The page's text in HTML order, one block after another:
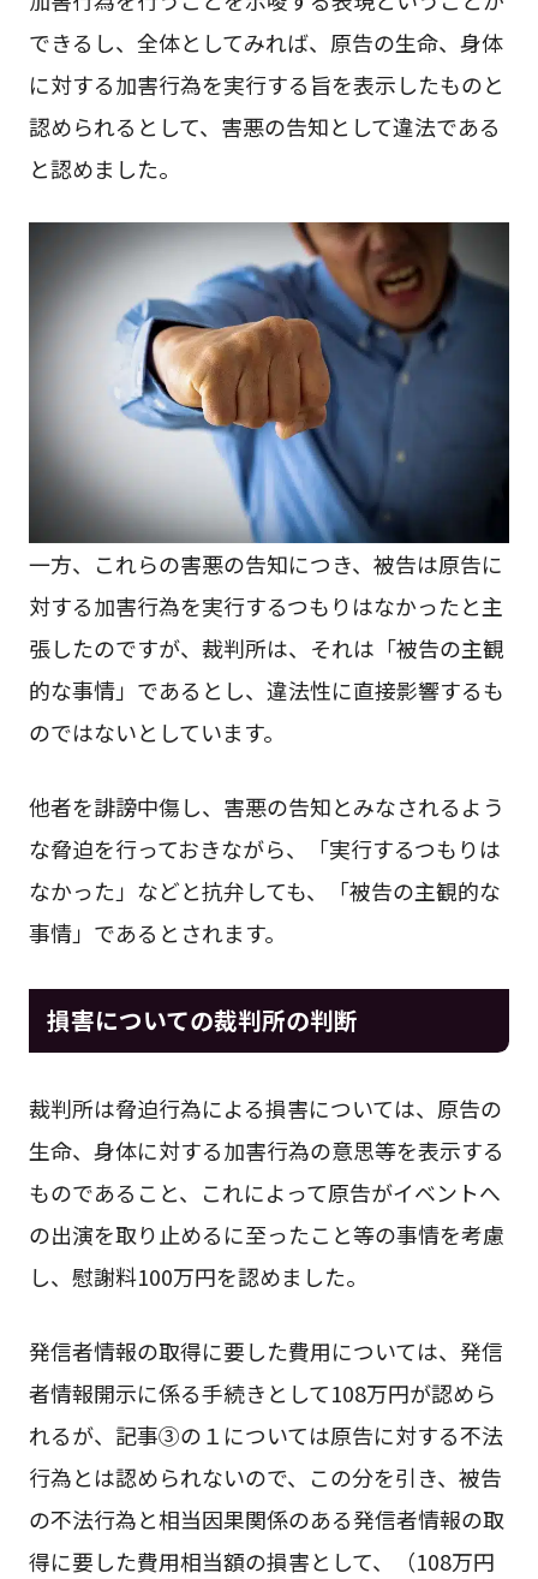
できるし、全体としてみれば、原告の生命、身体
に対する加害行為を実行する旨を表示したものと
認められるとして、害悪の告知として違法である
と認めました。
一方、これらの害悪の告知につき、被告は原告に
対する加害行為を実行するつもりはなかったと主
張したのですが、裁判所は、それは「被告の主観
的な事情」であるとし、違法性に直接影響するも
のではないとしています。
他者を誹謗中傷し、害悪の告知とみなされるよう
な脅迫を行っておきながら、「実行するつもりは
なかった」などと抗弁しても、「被告の主観的な
事情」であるとされます。
損害についての裁判所の判断
裁判所は脅迫行為による損害については、原告の
生命、身体に対する加害行為の意思等を表示する
ものであること、これによって原告がイベントへ
の出演を取り止めるに至ったこと等の事情を考慮
し、慰謝料100万円を認めました。
発信者情報の取得に要した費用については、発信
者情報開示に係る手続きとして108万円が認めら
れるが、記事③の１については原告に対する不法
行為とは認められないので、この分を引き、被告
の不法行為と相当因果関係のある発信者情報の取
得に要した費用相当額の損害として、（108万円